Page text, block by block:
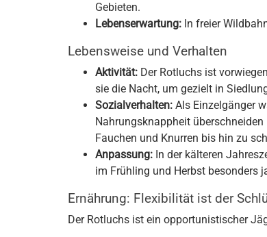
Gebieten.
Lebenserwartung: In freier
Lebensweise und Verhalten
Aktivität: Der Rotluchs ist
sie die Nacht, um gezielt in
Sozialverhalten: Als Einzelgänger
Nahrungsknappheit
Fauchen und Knurren bis hin zu
Anpassung: In der kälteren
im Frühling und Herbst besonders
Ernährung: Flexibilität ist der
Der Rotluchs ist ein opportunistischer